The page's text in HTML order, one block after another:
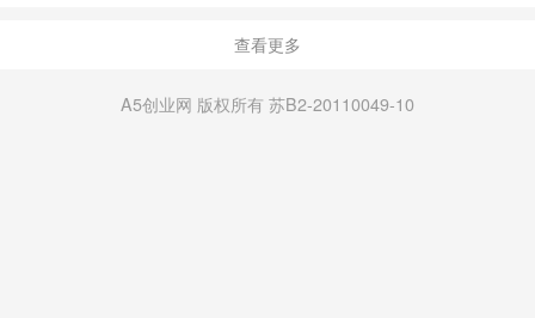
查看更多
A5创业网 版权所有 苏B2-20110049-10